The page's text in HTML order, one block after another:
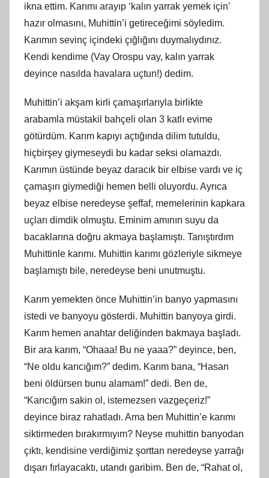
ikna ettim. Karımı arayıp ‘kalın yarrak yemek için’
hazır olmasını, Muhittin’i getireceğimi söyledim.
Karımın sevinç içindeki çığlığını duymalıydınız.
Kendi kendime (Vay Orospu vay, kalın yarrak
deyince nasılda havalara uçtun!) dedim.
Muhittin’i akşam kirli çamaşırlarıyla birlikte
arabamla müstakil bahçeli olan 3 katlı evime
götürdüm. Karım kapıyı açtığında dilim tutuldu,
hiçbirşey giymeseydi bu kadar seksi olamazdı.
Karımın üstünde beyaz daracık bir elbise vardı ve iç
çamaşırı giymediği hemen belli oluyordu. Ayrıca
beyaz elbise neredeyse şeffaf, memelerinin kapkara
uçları dimdik olmuştu. Eminim amının suyu da
bacaklarına doğru akmaya başlamıştı. Tanıştırdım
Muhittinle karımı. Muhittin karımı gözleriyle sikmeye
başlamıştı bile, neredeyse beni unutmuştu.
Karım yemekten önce Muhittin’in banyo yapmasını
istedi ve banyoyu gösterdi. Muhittin banyoya girdi.
Karım hemen anahtar deliğinden bakmaya başladı.
Bir ara karım, “Ohaaa! Bu ne yaaa?” deyince, ben,
“Ne oldu karıcığım?” dedim. Karım bana, “Hasan
beni öldürsen bunu alamam!” dedi. Ben de,
“Karıcığım sakin ol, istemezsen vazgeçeriz!”
deyince biraz rahatladı. Ama ben Muhittin’e karımı
siktirmeden bırakırmıyım? Neyse muhittin banyodan
çıktı, kendisine verdiğimiz şorttan neredeyse yarrağı
dışarı fırlayacaktı, utandı garibim. Ben de, “Rahat ol,